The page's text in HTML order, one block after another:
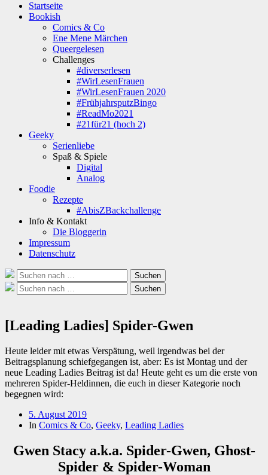
Startseite
Bookish
Comics & Co
Ene Mene Märchen
Queergelesen
Challenges
#diverserlesen
#WirLesenFrauen
#WirLesenFrauen 2020
#FrühjahrsputzBingo
#ReadMo2021
#21für21 (hoch 2)
Geeky
Serienliebe
Spaß & Spiele
Digital
Analog
Foodie
Rezepte
#AbisZBackchallenge
Info & Kontakt
Die Bloggerin
Impressum
Datenschutz
Suche
nach:
Suchen
Suche
nach:
Suchen
[Leading Ladies] Spider-Gwen
Heute leider mit etwas Verspätung, weil irgendwas bei der
Beitragsplanung schiefgegangen ist, aber: Es ist Montag und der
neue Leading Ladies Beitrag ist da! Heute geht es um die erste von
mehreren Spider-Heldinnen, die euch in dieser Kategorie noch
begegnen wird:
Beitragsdatum
5. August 2019
In Comics & Co, Geeky, Leading Ladies
Gwen Stacy a.k.a. Spider-Gwen, Ghost-
Spider & Spider-Woman